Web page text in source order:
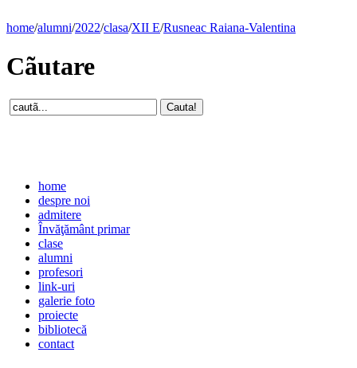
home/alumni/2022/clasa/XII E/Rusneac Raiana-Valentina
Cãutare
home
despre noi
admitere
Învăţământ primar
clase
alumni
profesori
link-uri
galerie foto
proiecte
bibliotecă
contact